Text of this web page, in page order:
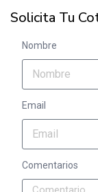
Solicita Tu
Nombre
Email
Comentarios